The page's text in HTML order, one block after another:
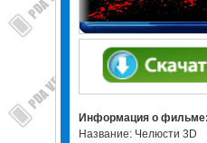
Информация о фильме:
Название: Челюсти 3D